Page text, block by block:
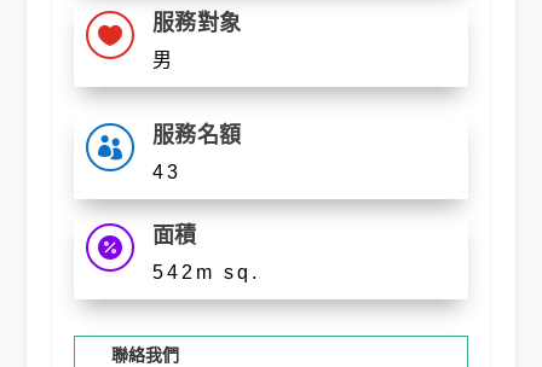
 服務對象
男
 服務名額
43
 面積
542m sq.
聯絡我們